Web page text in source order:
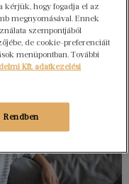
kérjük, hogy fogadja el az
megnyomásával. Ennek
szempontjából
de cookie-preferenciáit
menüpontban. További
Kft. adatkezelési
Rendben